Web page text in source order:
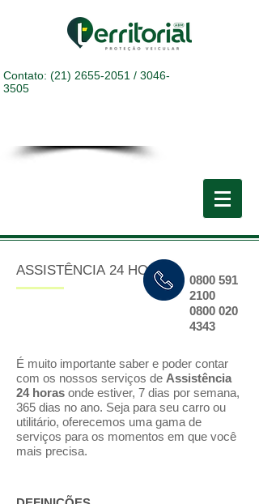
Contato: (21) 2655-2051 / 3046-
3505
ASSISTÊNCIA 24 HORAS
-
Proteção Automotiva
0800 591
2100
0800 020
4343
É muito importante saber e poder contar
com os nossos serviços de Assistência
24 horas onde estiver, 7 dias por semana,
365 dias no ano. Seja para seu carro ou
utilitário, oferecemos uma gama de
serviços para os momentos em que você
mais precisa.